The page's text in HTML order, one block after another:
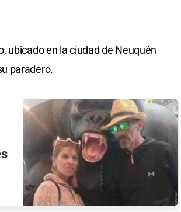
ubicado en la ciudad de Neuquén
paradero.